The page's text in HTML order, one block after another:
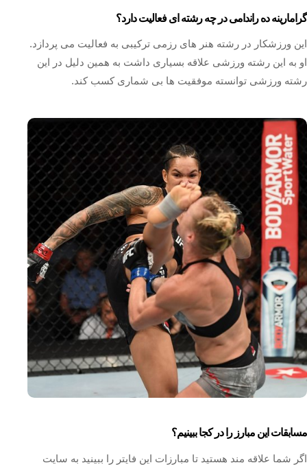
گرامارینه ده راندامی در چه رشته ای فعالیت دارد؟
این ورزشکار در رشته هنر های رزمی ترکیبی به فعالیت می پردازد.
او به این رشته ورزشی علاقه بسیاری داشت به همین دلیل در این
رشته ورزشی توانسته موفقیت ها بی شماری کسب کند.
مسابقات این مبارز را در کجا ببینیم؟
اگر شما علاقه مند هستید تا مبارزات این فایتر را ببینید به سایت